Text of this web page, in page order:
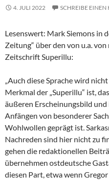
4. JULI 2022 SCHREIBE
Lesenswert: Mark Siemons in
Zeitung“ über den von u.a.
Zeitschrift Superillu:
„Auch diese Sprache wird
Merkmal der „Superillu“ ist,
äußeren Erscheinungsbild
Anfängen von besonderer
Wohlwollen geprägt ist.
Nachreden sind hier nicht zu
gehen die redaktionellen
übernehmen ostdeutsche
diesen Part, etwa wenn